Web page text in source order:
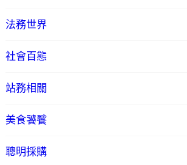
法務世界
社會百態
站務相關
美食饕餮
聰明採購